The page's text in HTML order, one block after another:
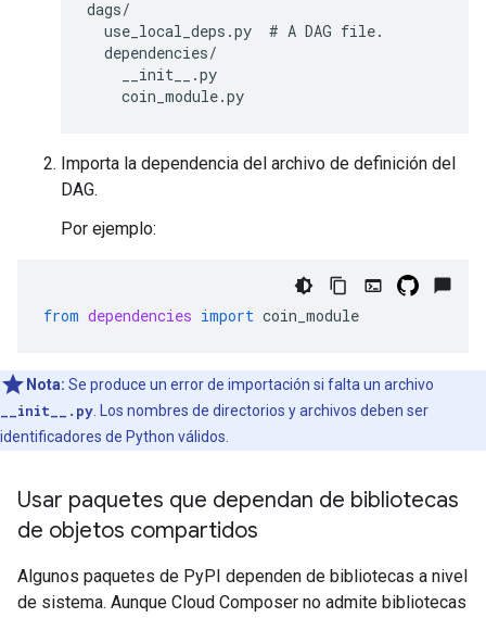
dags/
  use_local_deps.py  # A DAG file.
  dependencies/
    __init__.py
Importa la dependencia del archivo de definición del
DAG.
Por ejemplo:
from dependencies import coin_module
Nota: Se produce un error de importación si falta un archivo
__init__.py . Los nombres de directorios y archivos deben ser
identificadores de Python válidos.
Usar paquetes que dependan de bibliotecas
de objetos compartidos
Algunos paquetes de PyPI dependen de bibliotecas a nivel
de sistema. Aunque Cloud Composer no admite bibliotecas